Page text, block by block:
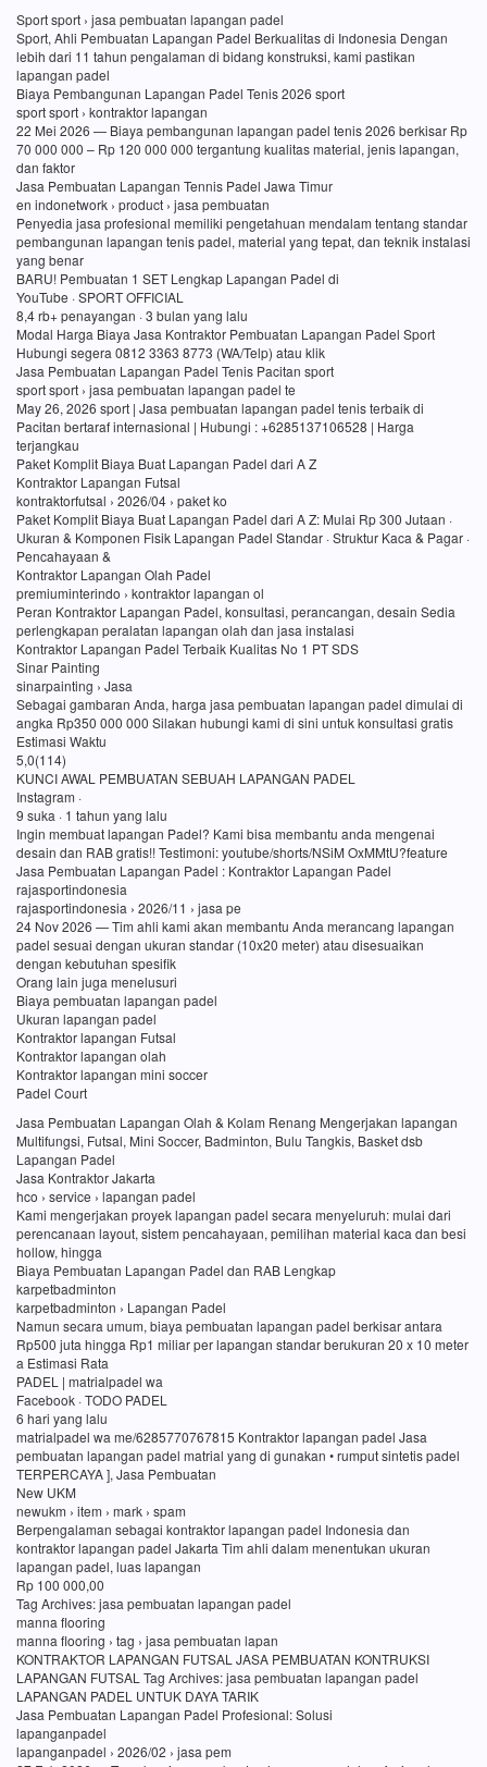
Sport sport › jasa pembuatan lapangan padel
Sport, Ahli Pembuatan Lapangan Padel Berkualitas di Indonesia Dengan
lebih dari 11 tahun pengalaman di bidang konstruksi, kami pastikan
lapangan padel
Biaya Pembangunan Lapangan Padel Tenis 2026 sport
sport sport › kontraktor lapangan
22 Mei 2026 — Biaya pembangunan lapangan padel tenis 2026 berkisar Rp
70 000 000 – Rp 120 000 000 tergantung kualitas material, jenis lapangan,
dan faktor
Jasa Pembuatan Lapangan Tennis Padel Jawa Timur
en indonetwork › product › jasa pembuatan
Penyedia jasa profesional memiliki pengetahuan mendalam tentang standar
pembangunan lapangan tenis padel, material yang tepat, dan teknik instalasi
yang benar
BARU! Pembuatan 1 SET Lengkap Lapangan Padel di
YouTube · SPORT OFFICIAL
8,4 rb+ penayangan · 3 bulan yang lalu
Modal Harga Biaya Jasa Kontraktor Pembuatan Lapangan Padel Sport
Hubungi segera 0812 3363 8773 (WA/Telp) atau klik
Jasa Pembuatan Lapangan Padel Tenis Pacitan sport
sport sport › jasa pembuatan lapangan padel te
May 26, 2026 sport | Jasa pembuatan lapangan padel tenis terbaik di
Pacitan bertaraf internasional | Hubungi : +6285137106528 | Harga
terjangkau
Paket Komplit Biaya Buat Lapangan Padel dari A Z
Kontraktor Lapangan Futsal
kontraktorfutsal › 2026/04 › paket ko
Paket Komplit Biaya Buat Lapangan Padel dari A Z: Mulai Rp 300 Jutaan ·
Ukuran & Komponen Fisik Lapangan Padel Standar · Struktur Kaca & Pagar ·
Pencahayaan &
Kontraktor Lapangan Olah Padel
premiuminterindo › kontraktor lapangan ol
Peran Kontraktor Lapangan Padel, konsultasi, perancangan, desain Sedia
perlengkapan peralatan lapangan olah dan jasa instalasi
Kontraktor Lapangan Padel Terbaik Kualitas No 1 PT SDS
Sinar Painting
sinarpainting › Jasa
Sebagai gambaran Anda, harga jasa pembuatan lapangan padel dimulai di
angka Rp350 000 000 Silakan hubungi kami di sini untuk konsultasi gratis
Estimasi Waktu
5,0(114)
KUNCI AWAL PEMBUATAN SEBUAH LAPANGAN PADEL
Instagram ·
9 suka · 1 tahun yang lalu
Ingin membuat lapangan Padel? Kami bisa membantu anda mengenai
desain dan RAB gratis!! Testimoni: youtube/shorts/NSiM OxMMtU?feature
Jasa Pembuatan Lapangan Padel : Kontraktor Lapangan Padel
rajasportindonesia
rajasportindonesia › 2026/11 › jasa pe
24 Nov 2026 — Tim ahli kami akan membantu Anda merancang lapangan
padel sesuai dengan ukuran standar (10x20 meter) atau disesuaikan
dengan kebutuhan spesifik
Orang lain juga menelusuri
Biaya pembuatan lapangan padel
Ukuran lapangan padel
Kontraktor lapangan Futsal
Kontraktor lapangan olah
Kontraktor lapangan mini soccer
Padel Court
Jasa Pembuatan Lapangan Olah & Kolam Renang Mengerjakan lapangan
Multifungsi, Futsal, Mini Soccer, Badminton, Bulu Tangkis, Basket dsb
Lapangan Padel
Jasa Kontraktor Jakarta
hco › service › lapangan padel
Kami mengerjakan proyek lapangan padel secara menyeluruh: mulai dari
perencanaan layout, sistem pencahayaan, pemilihan material kaca dan besi
hollow, hingga
Biaya Pembuatan Lapangan Padel dan RAB Lengkap
karpetbadminton
karpetbadminton › Lapangan Padel
Namun secara umum, biaya pembuatan lapangan padel berkisar antara
Rp500 juta hingga Rp1 miliar per lapangan standar berukuran 20 x 10 meter
a Estimasi Rata
PADEL | matrialpadel wa
Facebook · TODO PADEL
6 hari yang lalu
matrialpadel wa me/6285770767815 Kontraktor lapangan padel Jasa
pembuatan lapangan padel matrial yang di gunakan • rumput sintetis padel
TERPERCAYA ], Jasa Pembuatan
New UKM
newukm › item › mark › spam
Berpengalaman sebagai kontraktor lapangan padel Indonesia dan
kontraktor lapangan padel Jakarta Tim ahli dalam menentukan ukuran
lapangan padel, luas lapangan
Rp 100 000,00
Tag Archives: jasa pembuatan lapangan padel
manna flooring
manna flooring › tag › jasa pembuatan lapan
KONTRAKTOR LAPANGAN FUTSAL JASA PEMBUATAN KONTRUKSI
LAPANGAN FUTSAL Tag Archives: jasa pembuatan lapangan padel
LAPANGAN PADEL UNTUK DAYA TARIK
Jasa Pembuatan Lapangan Padel Profesional: Solusi
lapanganpadel
lapanganpadel › 2026/02 › jasa pem